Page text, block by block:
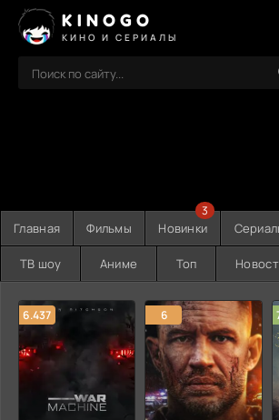
KINOGO
КИНО И СЕРИАЛЫ
Главная Фильмы Новинки
3
ТВ шоу Аниме Топ
6.437 6